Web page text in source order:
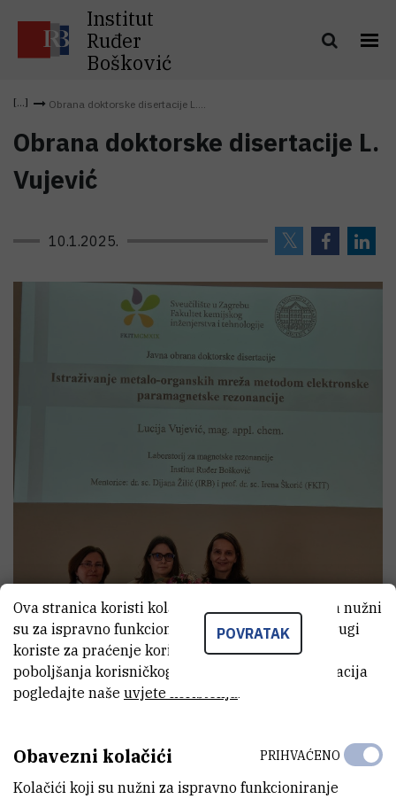
Institut
Ruđer
Bošković
Obrana doktorske disertacije L....
Obrana doktorske disertacije L.
Vujević
10.1.2025.
POVRATAK
Ova stranica koristi kolačiće. Neki od tih kolačića nužni
su za ispravno funkcioniranje stranice, dok se drugi
koriste za praćenje korištenja stranice radi
poboljšanja korisničkog iskustva. Za više informacija
pogledajte naše uvjete korištenja.
Obavezni kolačići
Kolačići koji su nužni za ispravno funkcioniranje
PRIHVAĆENO